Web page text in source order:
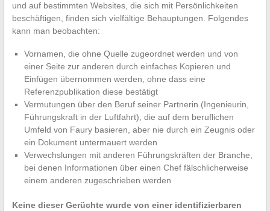
und auf bestimmten Websites, die sich mit Persönlichkeiten
beschäftigen, finden sich vielfältige Behauptungen. Folgendes
kann man beobachten:
Vornamen, die ohne Quelle zugeordnet werden und von
einer Seite zur anderen durch einfaches Kopieren und
Einfügen übernommen werden, ohne dass eine
Referenzpublikation diese bestätigt
Vermutungen über den Beruf seiner Partnerin (Ingenieurin,
Führungskraft in der Luftfahrt), die auf dem beruflichen
Umfeld von Faury basieren, aber nie durch ein Zeugnis oder
ein Dokument untermauert werden
Verwechslungen mit anderen Führungskräften der Branche,
bei denen Informationen über einen Chef fälschlicherweise
einem anderen zugeschrieben werden
Keine dieser Gerüchte wurde von einer identifizierbaren